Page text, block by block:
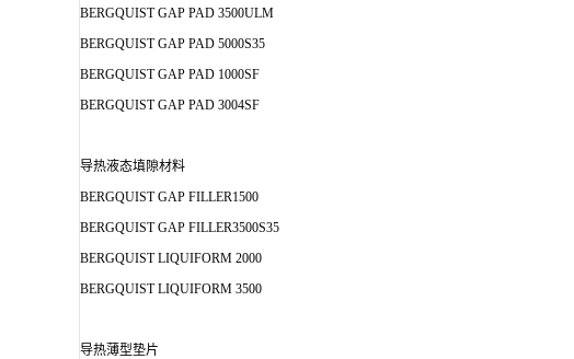
BERGQUIST GAP PAD 3500ULM
BERGQUIST GAP PAD 5000S35
BERGQUIST GAP PAD 1000SF
BERGQUIST GAP PAD 3004SF
导热液态填隙材料
BERGQUIST GAP FILLER1500
BERGQUIST GAP FILLER3500S35
BERGQUIST LIQUIFORM 2000
BERGQUIST LIQUIFORM 3500
导热薄型垫片